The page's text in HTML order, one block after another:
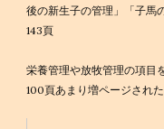
後の新生子の管理」「子馬
143頁
栄養管理や放牧管理の項目
100頁あまり増ページされた